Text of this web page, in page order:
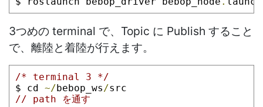
3つめの terminal で、Topic に Publish すること
で、離陸と着陸が行えます。
/* terminal 3 */
$ cd ~/bebop_ws /src
// path を通す